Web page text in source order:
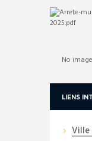
No
LIENS
Ville